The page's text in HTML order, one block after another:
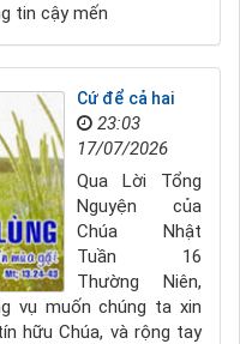
tin cậy mến
Cứ để cả hai
23:03
17/07/2026
Qua Lời Tổng
Nguyện của
Chúa Nhật
Tuần 16
Thường Niên,
vụ muốn chúng ta xin
hữu Chúa, và rộng tay